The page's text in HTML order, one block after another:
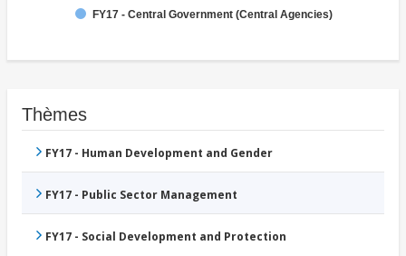
FY17 - Central Government (Central Agencies)
Thèmes
FY17 - Human Development and Gender
FY17 - Public Sector Management
FY17 - Social Development and Protection